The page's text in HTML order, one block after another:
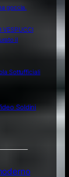
goccia.
VESPUCCI
il
Sottufficiali
Soldini